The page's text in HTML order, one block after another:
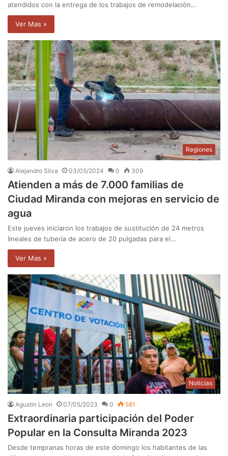
atendidos con la entrega de los trabajos de remodelación…
Ver Mas »
Regiones
Alejandro Silva 03/05/2024 0 309
Atienden a más de 7.000 familias de
Ciudad Miranda con mejoras en servicio de
agua
Este jueves iniciaron los trabajos de sustitución de 24 metros
lineales de tubería de acero de 20 pulgadas para el…
Ver Mas »
Noticias
Agustin Leon 07/05/2023 0 581
Extraordinaria participación del Poder
Popular en la Consulta Miranda 2023
Desde tempranas horas de este domingo los habitantes de las